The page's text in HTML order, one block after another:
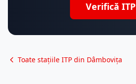
Verifică ITP
Toate stațiile ITP din Dâmbovița